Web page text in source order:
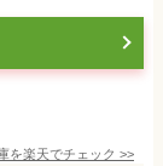
を楽天でチェック >>